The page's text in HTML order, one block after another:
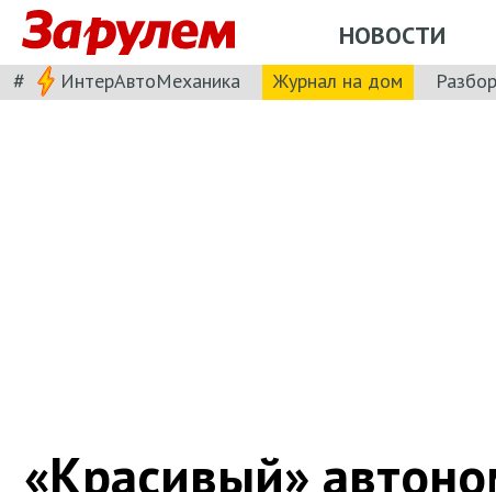
НОВОСТИ
# ИнтерАвтоМеханика Журнал на дом
«Красивый»